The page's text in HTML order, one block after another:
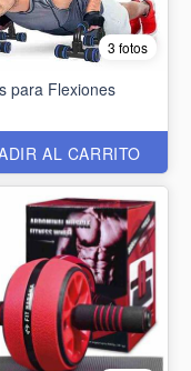
3 fotos
para Flexiones
AL CARRITO